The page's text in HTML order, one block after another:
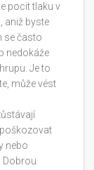
pocit tlaku v
aniž byste
se často
nedokáže
Je to
může vést
nebo
Dobrou